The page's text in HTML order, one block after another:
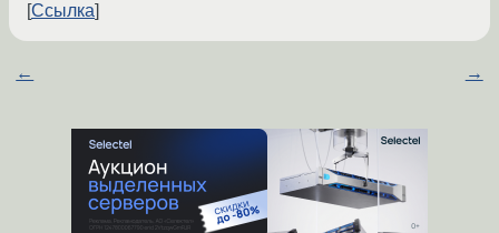
Ссылка
← →